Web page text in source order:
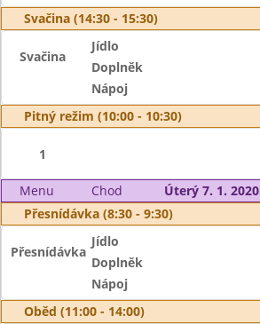
Svačina (14:30 - 15:30)
Svačina
Jídlo
Doplněk
Nápoj
Pitný režim (10:00 - 10:30)
1
Menu Chod
Úterý 7. 1. 2020
Přesnídávka (8:30 - 9:30)
Přesnídávka
Jídlo
Doplněk
Nápoj
Oběd (11:00 - 14:00)